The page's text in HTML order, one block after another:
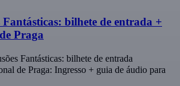
Fantásticas: bilhete de entrada +
Praga
Fantásticas: bilhete de entrada
de Praga: Ingresso + guia de áudio para